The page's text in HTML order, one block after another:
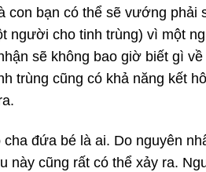
bạn có thể sẽ vướng phải
người cho tinh trùng) vì một
sẽ không bao giờ biết gì về
trùng cũng có khả năng kết
đứa bé là ai. Do nguyên
này cũng rất có thể xảy ra.